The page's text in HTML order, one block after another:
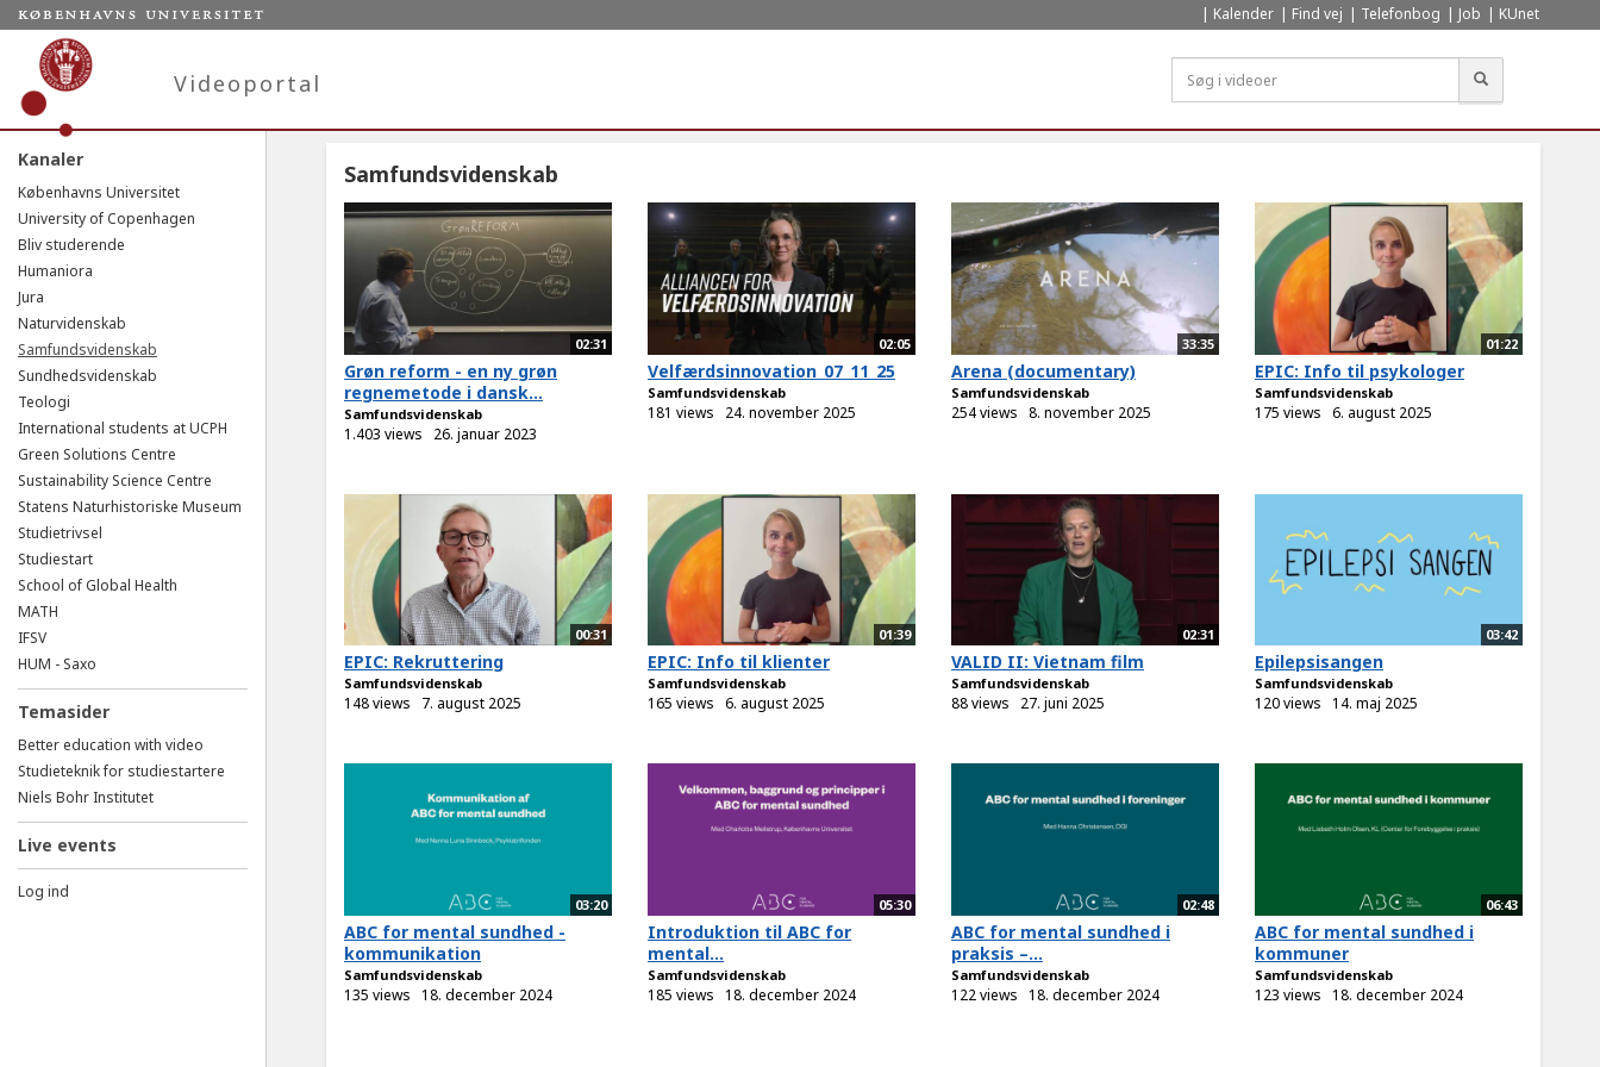
Kalender Find vej Telefonbog Job KUnet
Videoportal
Kanaler
Københavns Universitet
University of Copenhagen
Bliv studerende
Humaniora
Jura
Naturvidenskab
Samfundsvidenskab
Sundhedsvidenskab
Teologi
International students at UCPH
Green Solutions Centre
Sustainability Science Centre
Statens Naturhistoriske Museum
Studietrivsel
Studiestart
School of Global Health
MATH
IFSV
HUM - Saxo
Temasider
Better education with video
Studieteknik for studiestartere
Niels Bohr Institutet
Live events
Log ind
Samfundsvidenskab
02:31
Grøn reform - en ny grøn
regnemetode i dansk...
Samfundsvidenskab
1.403 views 26. januar 2023
02:05
Velfærdsinnovation_07_11_25
Samfundsvidenskab
181 views 24. november 2025
33:35
Arena (documentary)
Samfundsvidenskab
254 views 8. november 2025
01:22
EPIC: Info til psykologer
Samfundsvidenskab
175 views 6. august 2025
00:31
EPIC: Rekruttering
Samfundsvidenskab
148 views 7. august 2025
01:39
EPIC: Info til klienter
Samfundsvidenskab
165 views 6. august 2025
02:31
VALID II: Vietnam film
Samfundsvidenskab
88 views 27. juni 2025
03:42
Epilepsisangen
Samfundsvidenskab
120 views 14. maj 2025
03:20
ABC for mental sundhed -
kommunikation
Samfundsvidenskab
135 views 18. december 2024
05:30
Introduktion til ABC for
mental...
Samfundsvidenskab
185 views 18. december 2024
02:48
ABC for mental sundhed i
praksis –...
Samfundsvidenskab
122 views 18. december 2024
06:43
ABC for mental sundhed i
kommuner
Samfundsvidenskab
123 views 18. december 2024